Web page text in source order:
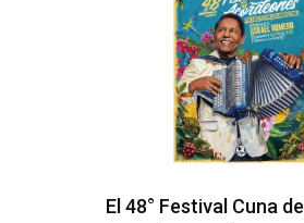
El 48° Festival Cuna de